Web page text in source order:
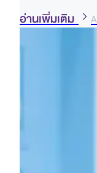
อ่านเพิ่มเติม